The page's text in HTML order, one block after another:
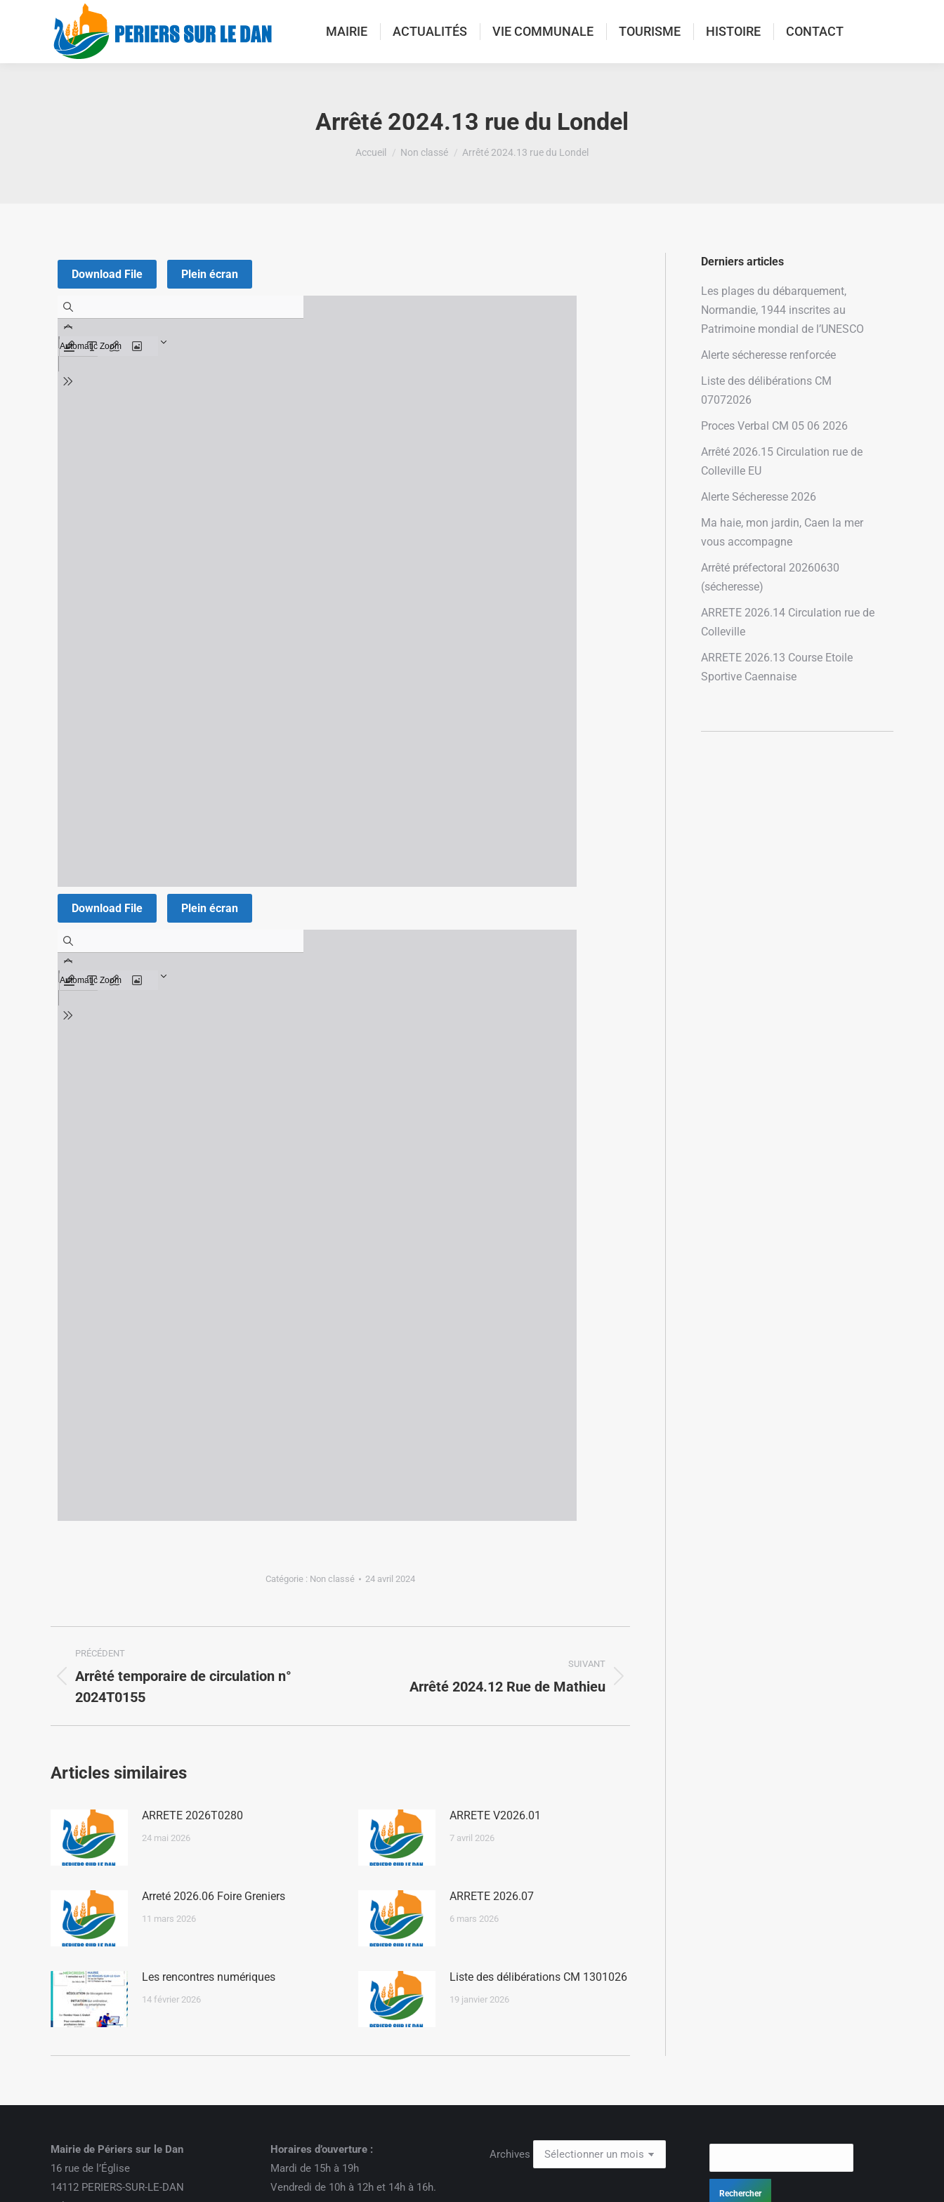
MAIRIE ACTUALITÉS VIE COMMUNALE TOURISME HISTOIRE CONTACT
Arrêté 2024.13 rue du Londel
Vous êtes ici :
Accueil Non classé Arrêté 2024.13 rue du Londel
Download File Plein écran
Download File Plein écran
Catégorie : Non classé 24 avril 2024
PRÉCÉDENT
Arrêté temporaire de circulation n°
2024T0155
SUIVANT
Arrêté 2024.12 Rue de Mathieu
Articles similaires
ARRETE 2026T0280
24 mai 2026
ARRETE V2026.01
7 avril 2026
Arreté 2026.06 Foire Greniers
11 mars 2026
ARRETE 2026.07
6 mars 2026
Les rencontres numériques
14 février 2026
Liste des délibérations CM 1301026
19 janvier 2026
Derniers articles
Les plages du débarquement,
Normandie, 1944 inscrites au
Patrimoine mondial de l’UNESCO
Alerte sécheresse renforcée
Liste des délibérations CM
07072026
Proces Verbal CM 05 06 2026
Arrêté 2026.15 Circulation rue de
Colleville EU
Alerte Sécheresse 2026
Ma haie, mon jardin, Caen la mer
vous accompagne
Arrêté préfectoral 20260630
(sécheresse)
ARRETE 2026.14 Circulation rue de
Colleville
ARRETE 2026.13 Course Etoile
Sportive Caennaise
Mairie de Périers sur le Dan
16 rue de l’Église
14112 PERIERS-SUR-LE-DAN
Horaires d’ouverture :
Mardi de 15h à 19h
Vendredi de 10h à 12h et 14h à 16h.
Archives
Rechercher